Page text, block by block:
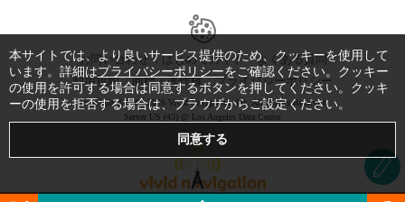
お問い合わせ はじめてガイド
よくある質問
利用規約
商標・著作権 プライバシーポリシー
Copyright © 1999-2026 Vivid Navigation, Inc. All Rights Reserved.
Server US (43) @ Los Angeles Data Center
本サイトでは、より良いサービス提供のため、クッキーを使用して
います。詳細はプライバシーポリシーをご確認ください。クッキー
の使用を許可する場合は同意するボタンを押してください。クッキ
ーの使用を拒否する場合は、ブラウザからご設定ください。